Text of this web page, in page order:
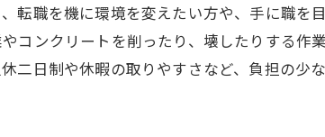
転職を機に環境を変えたい方や、手に職を
コンクリートを削ったり、壊したりする作
二日制や休暇の取りやすさなど、負担の少